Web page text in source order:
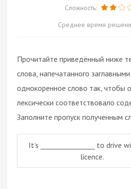
Сложность:
Среднее время
Прочитайте приведённый ниже
слова, напечатанного заглавными
однокоренное слово так, чтобы
лексически соответствовало
Заполните пропуск полученным
It’s ________________ to drive
licence.